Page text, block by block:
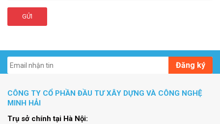
GỬI
Đăng ký
CÔNG TY CỔ PHẦN ĐẦU TƯ XÂY DỰNG VÀ CÔNG NGHỆ
MINH HẢI
Trụ sở chính tại Hà Nội: